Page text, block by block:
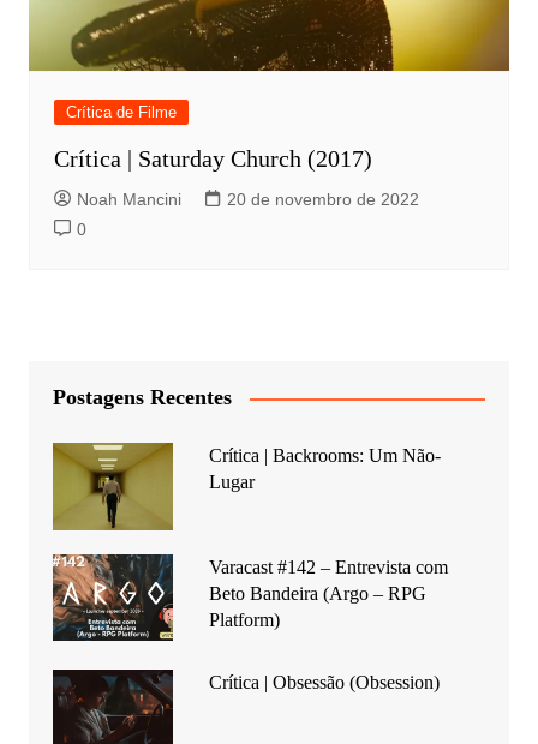
Crítica de Filme
Crítica | Saturday Church (2017)
Noah Mancini
20 de novembro de 2022
0
Postagens Recentes
Crítica | Backrooms: Um Não-
Lugar
Varacast #142 – Entrevista com
Beto Bandeira (Argo – RPG
Platform)
Crítica | Obsessão (Obsession)